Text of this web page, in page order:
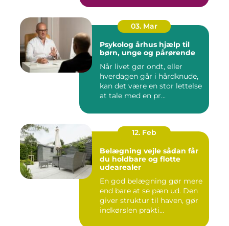
03. Mar
Psykolog århus hjælp til
børn, unge og pårørende
Når livet gør ondt, eller
hverdagen går i hårdknude,
kan det være en stor lettelse
at tale med en pr...
12. Feb
Belægning vejle sådan får
du holdbare og flotte
udearealer
En god belægning gør mere
end bare at se pæn ud. Den
giver struktur til haven, gør
indkørslen prakti...